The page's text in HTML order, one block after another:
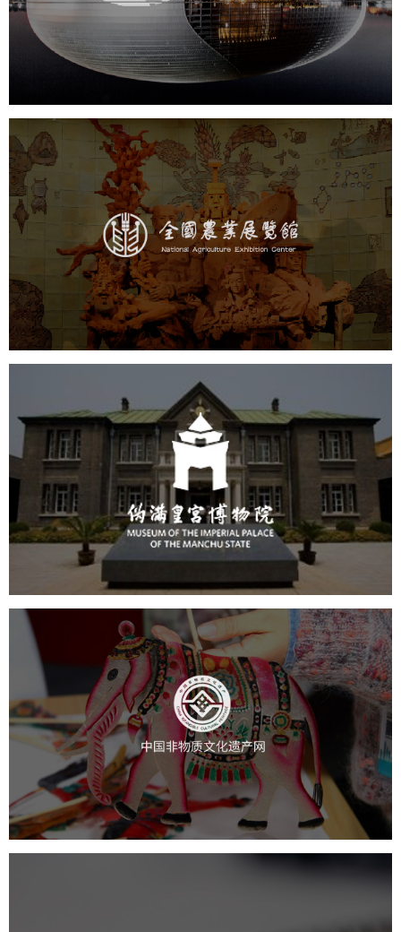
文化艺术 剧院 智慧展馆 展馆网站建设
农业展览馆
文化艺术 展馆网站建设
博物馆展厅设计
数字博物馆建设
展厅空间设计
企业展厅设计
公司展厅设计
北京展厅设计 产品展厅设计
伪满皇宫博物院
文化艺术 博物馆 智慧博物馆 博物馆网站建设
中国非物质文化遗产网
文化艺术 智慧博物馆 博物馆网站建设